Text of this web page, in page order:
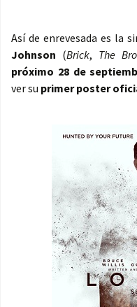
Así de enrevesada es la
Johnson (Brick, The
próximo 28 de
ver su primer poster